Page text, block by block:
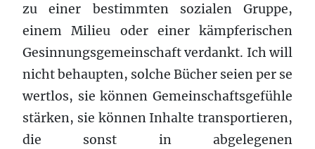
zu einer bestimmten sozialen Gruppe,
einem Milieu oder einer kämpferischen
Gesinnungsgemeinschaft verdankt. Ich will
nicht behaupten, solche Bücher seien per se
wertlos, sie können Gemeinschaftsgefühle
stärken, sie können Inhalte transportieren,
die sonst in abgelegenen